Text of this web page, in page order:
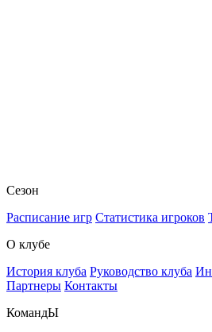
Сезон
Расписание игр Статистика игроков
О клубе
История клуба Руководство клуба
Партнеры Контакты
КомандЫ